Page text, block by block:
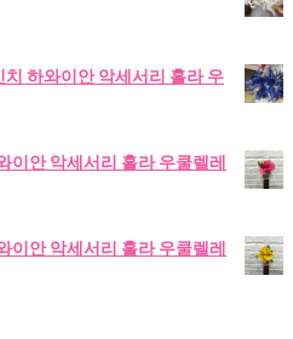
하와이안 악세서리 훌라 우
이안 악세서리 훌라 우쿨렐레
이안 악세서리 훌라 우쿨렐레